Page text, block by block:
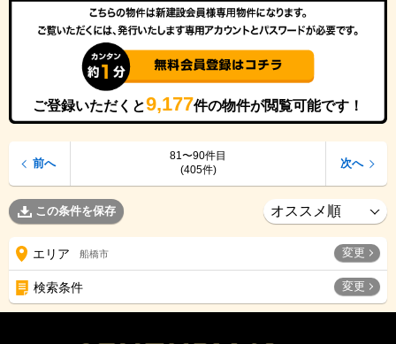
ご登録いただくと9,177件の物件が閲覧可能です！
81〜90件目
(405件)
前へ 次へ
この条件を保存
エリア 船橋市 変更
検索条件 変更